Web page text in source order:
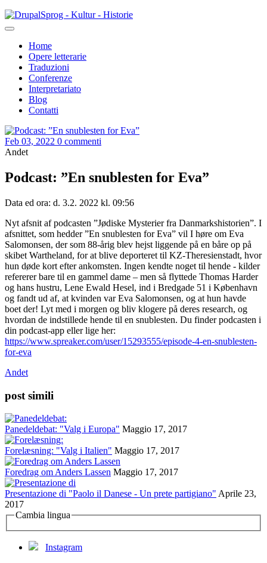
Salta
al
principale
Sprog - Kultur - Historie
Primær
navigation
Home
Opere letterarie
Traduzioni
Conferenze
Interpretariato
Blog
Contatti
Feb 03, 2022 0 commenti
Andet
Podcast: ”En snublesten for Eva”
Data ed ora: d. 3.2. 2022 kl. 09:56
Nyt afsnit af podcasten ”Jødiske Mysterier fra Danmarkshistorien”. I
afsnittet, som hedder ”En snublesten for Eva” vil I høre om Eva
Salomonsen, der som 88-årig blev hejst liggende på en båre op på
skibet Wartheland, for at blive deporteret til KZ-Theresienstadt, hvor
hun døde kort efter ankomsten. Ingen kendte noget til hende - kilder
refererer bare til en gammel dame – men så flyttede Thomas Harder
og hans hustru, Lene Ewald Hesel, ind i Bredgade 51 i København
og fandt ud af, at kvinden var Eva Salomonsen, og at hun havde
boet der! Lyt med i morgen og bliv klogere på deres research, og
hvordan de indstillede hende til en snublesten. Du finder podcasten i
din podcast-app eller lige her:
https://www.spreaker.com/user/15293555/episode-4-en-snublesten-
for-eva
Andet
post simili
Panedeldebat: "Valg i Europa" Maggio 17, 2017
Forelæsning: "Valg i Italien" Maggio 17, 2017
Foredrag om Anders Lassen Maggio 17, 2017
Presentazione di "Paolo il Danese - Un prete partigiano" Aprile 23,
2017
Cambia lingua
Instagram